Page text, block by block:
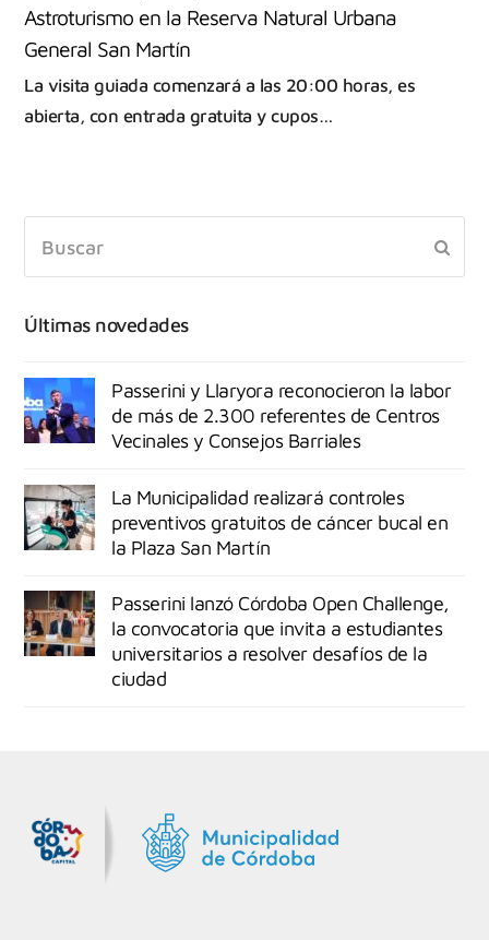
Astroturismo en la Reserva Natural Urbana
General San Martín
La visita guiada comenzará a las 20:00 horas, es
abierta, con entrada gratuita y cupos…
Últimas novedades
Passerini y Llaryora reconocieron la labor
de más de 2.300 referentes de Centros
Vecinales y Consejos Barriales
La Municipalidad realizará controles
preventivos gratuitos de cáncer bucal en
la Plaza San Martín
Passerini lanzó Córdoba Open Challenge,
la convocatoria que invita a estudiantes
universitarios a resolver desafíos de la
ciudad